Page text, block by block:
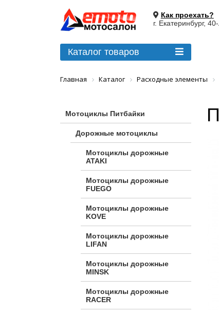
Как проехать?
г. Екатеринбург,
Каталог товаров
Главная Каталог Расходные элементы
Мотоциклы Питбайки
Дорожные мотоциклы
Мотоциклы дорожные
ATAKI
Мотоциклы дорожные
FUEGO
Мотоциклы дорожные
KOVE
Мотоциклы дорожные
LIFAN
Мотоциклы дорожные
MINSK
Мотоциклы дорожные
RACER